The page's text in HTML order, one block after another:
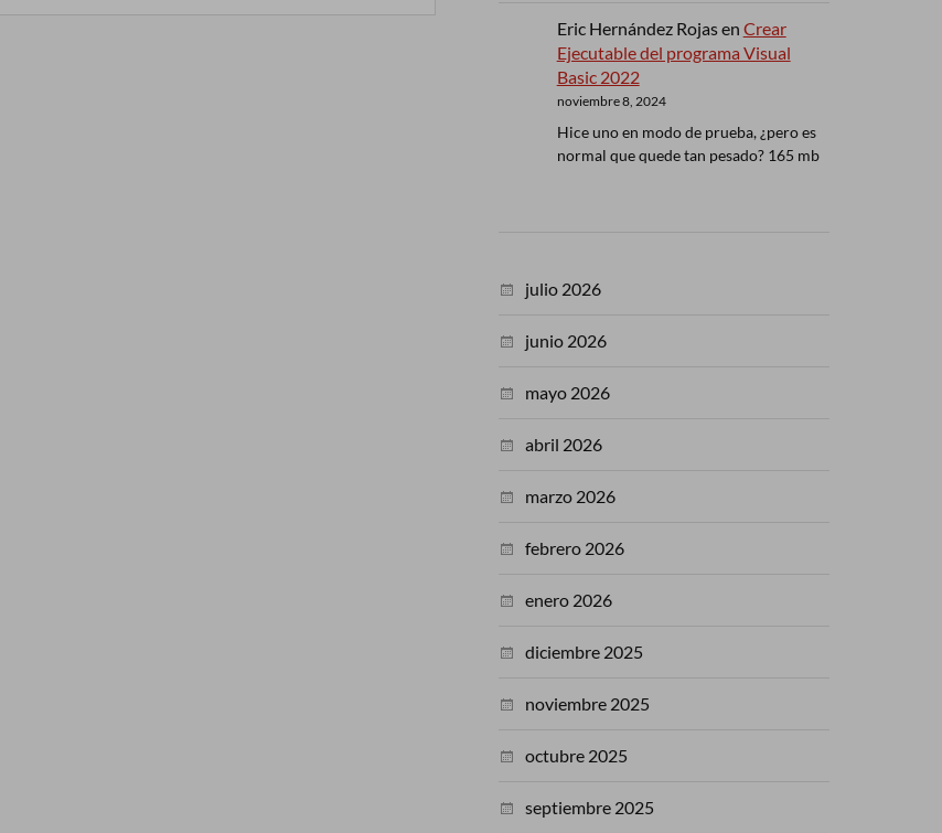
Eric Hernández Rojasen Crear
Ejecutable del programa Visual
Basic 2022
noviembre 8, 2024
Hice uno en modo de prueba, ¿pero es
normal que quede tan pesado? 165 mb
julio 2026
junio 2026
mayo 2026
abril 2026
marzo 2026
febrero 2026
enero 2026
diciembre 2025
noviembre 2025
octubre 2025
septiembre 2025